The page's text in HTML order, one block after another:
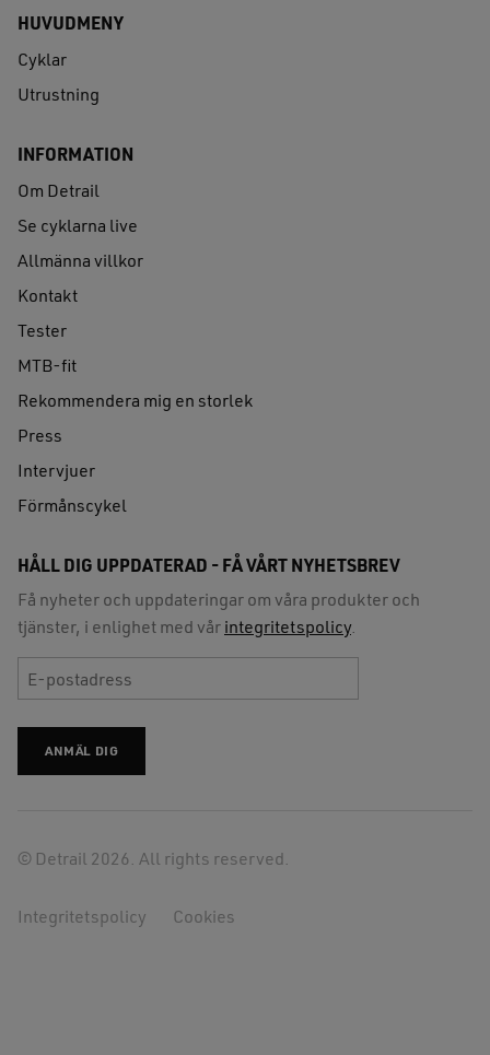
HUVUDMENY
Cyklar
Utrustning
INFORMATION
Om Detrail
Se cyklarna live
Allmänna villkor
Kontakt
Tester
MTB-fit
Rekommendera mig en storlek
Press
Intervjuer
Förmånscykel
HÅLL DIG UPPDATERAD - FÅ VÅRT NYHETSBREV
Få nyheter och uppdateringar om våra produkter och
tjänster, i enlighet med vårintegritetspolicy.
Integritetspolicy Cookies
© Detrail 2026. All rights reserved.